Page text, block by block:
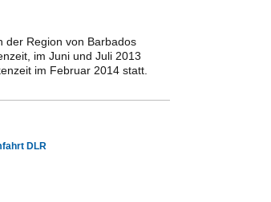
der Region von Barbados
im Juni und Juli 2013
im Februar 2014 statt.
DLR